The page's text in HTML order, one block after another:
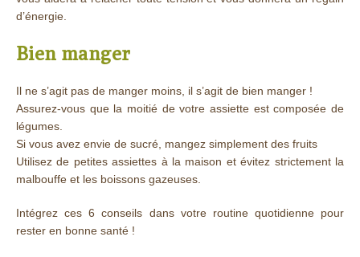
d’énergie.
Bien manger
Il ne s’agit pas de manger moins, il s’agit de bien manger !
Assurez-vous que la moitié de votre assiette est composée de
légumes.
Si vous avez envie de sucré, mangez simplement des fruits
Utilisez de petites assiettes à la maison et évitez strictement la
malbouffe et les boissons gazeuses.
Intégrez ces 6 conseils dans votre routine quotidienne pour
rester en bonne santé !